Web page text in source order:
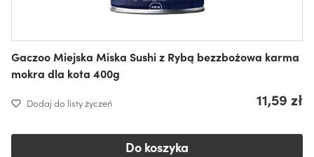
Gaczoo Miejska Miska Sushi z Rybą bezzbożowa karma
mokra dla kota 400g
Dodaj do listy życzeń 11,59 zł
Do koszyka